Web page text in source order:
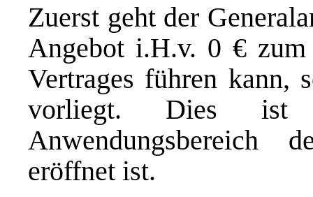
Zuerst geht der
Angebot i.H.v. 0 € zum
Vertrages führen kann,
vorliegt. Dies ist
Anwendungsbereich
eröffnet ist.